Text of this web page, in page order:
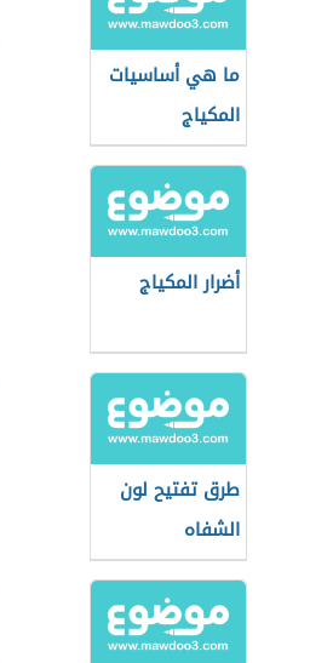
ما هي أساسيات
المكياج
أضرار المكياج
طرق تفتيح لون
الشفاه